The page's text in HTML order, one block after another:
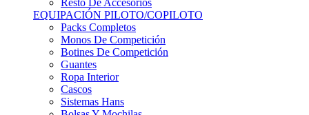
Resto De Accesorios
EQUIPACIÓN PILOTO/COPILOTO
Packs Completos
Monos De Competición
Botines De Competición
Guantes
Ropa Interior
Cascos
Sistemas Hans